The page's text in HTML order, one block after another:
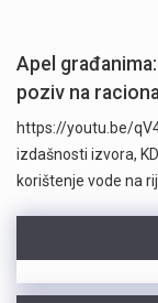
Apel
poziv na
https://youtu.be/
izdašnosti izvora,
korištenje vode na